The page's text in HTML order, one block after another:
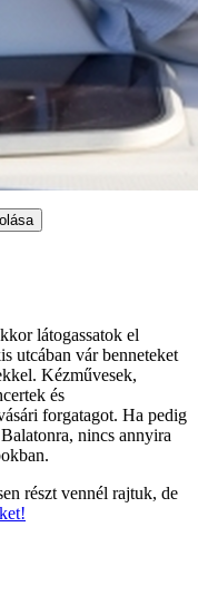
látogassatok el
utcában vár benneteket
Kézművesek,
és
forgatagot. Ha pedig
nincs annyira
részt vennél rajtuk, de